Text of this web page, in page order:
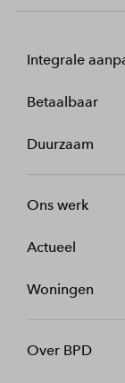
Integrale
Betaalbaar
Duurzaam
Ons werk
Actueel
Woningen
Over BPD